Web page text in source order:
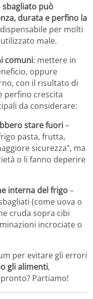
sbagliato può
durata e perfino la
per molti
male.
comuni: mettere in
oppure
con il risultato di
perfino crescita
da considerare:
stare fuori–
pasta, frutta,
sicurezza”, ma
o li fanno deperire
interna del frigo–
(come uova o
cruda sopra cibi
incrociate o
per evitare gli errori
gli alimenti,
Partiamo!